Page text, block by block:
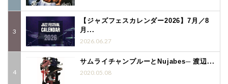
【ジャズフェスカレンダー2026】7月／8
月...
2026.06.27
サムライチャンプルーとNujabes─ 渡辺...
2020.05.08